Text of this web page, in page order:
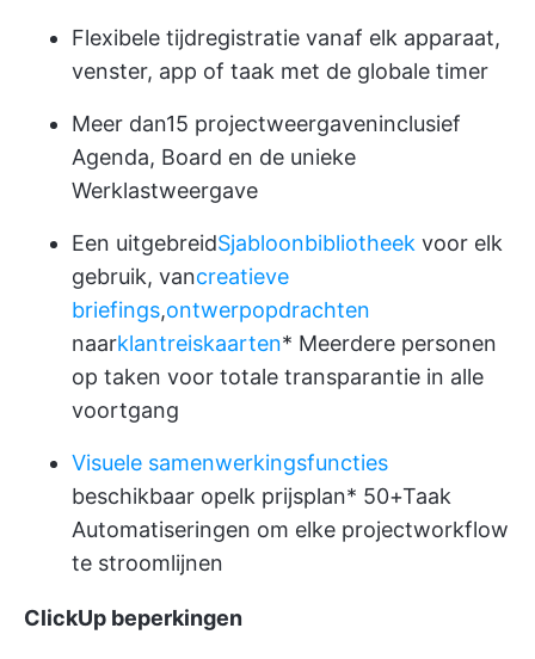
Flexibele tijdregistratie vanaf elk apparaat,
venster, app of taak met de globale timer
Meer dan15 projectweergaveninclusief
Agenda, Board en de unieke
Werklastweergave
Een uitgebreidSjabloonbibliotheek voor elk
gebruik, vancreatieve
briefings,ontwerpopdrachten
naarklantreiskaarten* Meerdere personen
op taken voor totale transparantie in alle
voortgang
Visuele samenwerkingsfuncties
beschikbaar opelk prijsplan* 50+Taak
Automatiseringen om elke projectworkflow
te stroomlijnen
ClickUp beperkingen